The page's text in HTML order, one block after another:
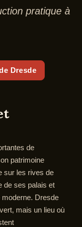
pratique à
Dresde
de
patrimoine
sur les rives de
de ses palais et
Dresde
mais un lieu où